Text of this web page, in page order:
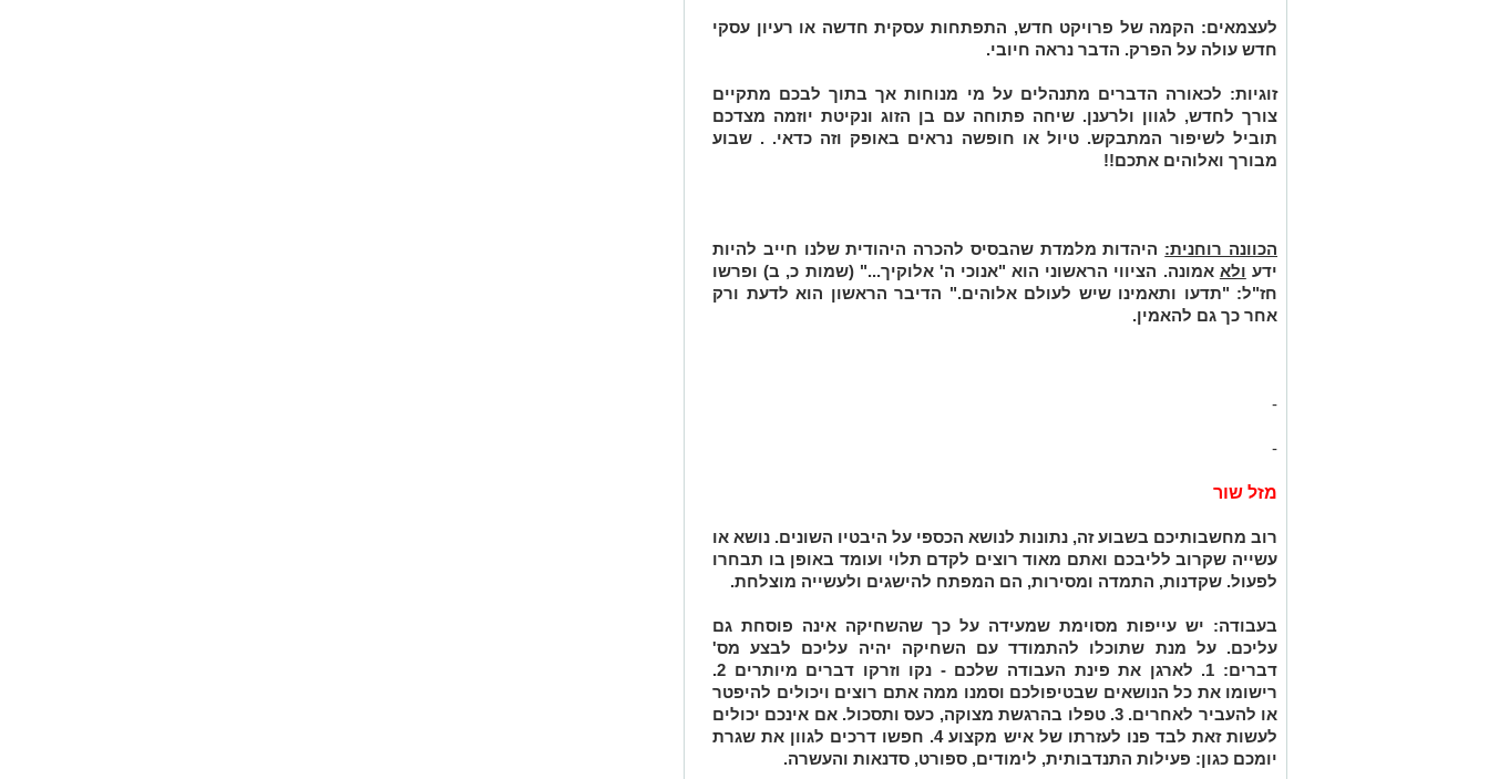
לעצמאים: הקמה של פרויקט חדש, התפתחות עסקית חדשה או רעיון עסקי
חדש עולה על הפרק. הדבר נראה חיובי.
זוגיות: לכאורה הדברים מתנהלים על מי מנוחות אך בתוך לבכם מתקיים
צורך לחדש, לגוון ולרענן. שיחה פתוחה עם בן הזוג ונקיטת יוזמה מצדכם
תוביל לשיפור המתבקש. טיול או חופשה נראים באופק וזה כדאי. . שבוע
מבורך ואלוהים אתכם!!
הכוונה רוחנית: היהדות מלמדת שהבסיס להכרה היהודית שלנו חייב להיות
ידע ולא אמונה. הציווי הראשוני הוא "אנוכי ה' אלוקיך..." (שמות כ, ב) ופרשו
חז"ל: "תדעו ותאמינו שיש לעולם אלוהים." הדיבר הראשון הוא לדעת ורק
אחר כך גם להאמין.
-
-
מזל שור
רוב מחשבותיכם בשבוע זה, נתונות לנושא הכספי על היבטיו השונים. נושא או
עשייה שקרוב לליבכם ואתם מאוד רוצים לקדם תלוי ועומד באופן בו תבחרו
לפעול. שקדנות, התמדה ומסירות, הם המפתח להישגים ולעשייה מוצלחת.
בעבודה: יש עייפות מסוימת שמעידה על כך שהשחיקה אינה פוסחת גם
עליכם. על מנת שתוכלו להתמודד עם השחיקה יהיה עליכם לבצע מס'
דברים: 1. לארגן את פינת העבודה שלכם - נקו וזרקו דברים מיותרים 2.
רישומו את כל הנושאים שבטיפולכם וסמנו ממה אתם רוצים ויכולים להיפטר
או להעביר לאחרים. 3. טפלו בהרגשת מצוקה, כעס ותסכול. אם אינכם יכולים
לעשות זאת לבד פנו לעזרתו של איש מקצוע 4. חפשו דרכים לגוון את שגרת
יומכם כגון: פעילות התנדבותית, לימודים, ספורט, סדנאות והעשרה.